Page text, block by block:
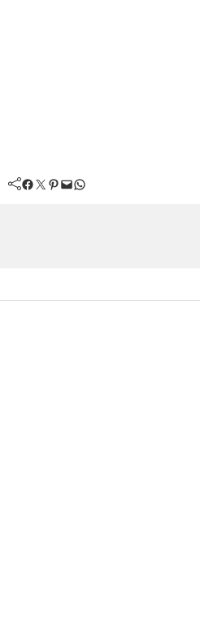
Facebook Twitter Pinterest Mail WhatsApp